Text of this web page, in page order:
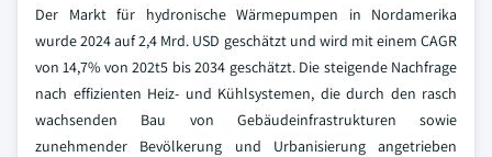
Der Markt für hydronische Wärmepumpen in Nordamerika
wurde 2024 auf 2,4 Mrd. USD geschätzt und wird mit einem CAGR
von 14,7% von 202t5 bis 2034 geschätzt. Die steigende Nachfrage
nach effizienten Heiz- und Kühlsystemen, die durch den rasch
wachsenden Bau von Gebäudeinfrastrukturen sowie
zunehmender Bevölkerung und Urbanisierung angetrieben